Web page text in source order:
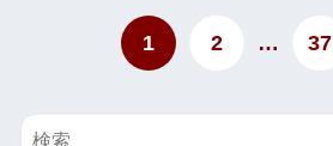
1 2 … 37